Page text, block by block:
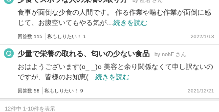
食事が面倒な少食の人間です。 作る作業や噛む作業が面倒に感
じて、お腹空いてもやる気が… 続きを読む
回答数 115 私もしりたい！ 1 2022/1/13
少量で栄養の取れる、匂いの少ない食品 by nohE さん
おはようございます(o_ _)o 美容と余り関係なくて申し訳ないの
ですが、皆様のお知恵(… 続きを読む
回答数 58 私もしりたい！ 9 2021/12/21
12件中 1-10件を表示